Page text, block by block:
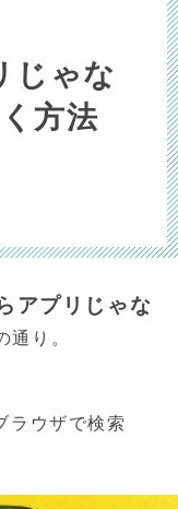
じゃな
方法
アプリじゃな
通り。
ラウザで検索